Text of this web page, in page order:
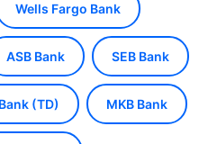
Wells Fargo Bank
ASB Bank SEB Bank
(TD) MKB Bank